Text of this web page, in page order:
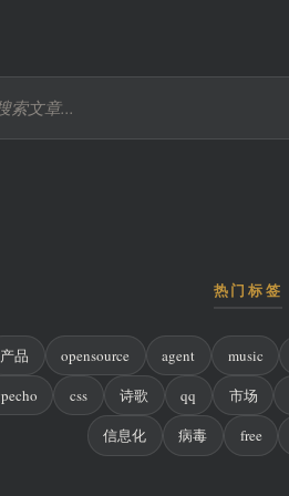
热门标签
产品 opensource agent music
css 诗歌 qq 市场
信息化 病毒 free